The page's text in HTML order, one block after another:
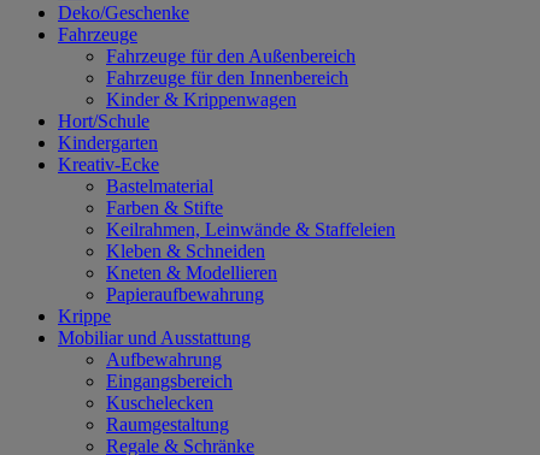
Deko/Geschenke
Fahrzeuge
Fahrzeuge für den Außenbereich
Fahrzeuge für den Innenbereich
Kinder & Krippenwagen
Hort/Schule
Kindergarten
Kreativ-Ecke
Bastelmaterial
Farben & Stifte
Keilrahmen, Leinwände & Staffeleien
Kleben & Schneiden
Kneten & Modellieren
Papieraufbewahrung
Krippe
Mobiliar und Ausstattung
Aufbewahrung
Eingangsbereich
Kuschelecken
Raumgestaltung
Regale & Schränke